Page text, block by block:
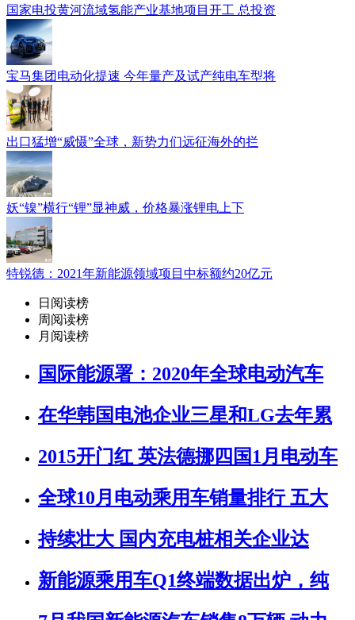
国家电投黄河流域氢能产业基地项目开工 总投资
宝马集团电动化提速 今年量产及试产纯电车型将
出口猛增“威慑”全球，新势力们远征海外的拦
妖“镍”横行“锂”显神威，价格暴涨锂电上下
特锐德：2021年新能源领域项目中标额约20亿元
日阅读榜
周阅读榜
月阅读榜
国际能源署：2020年全球电动汽车
在华韩国电池企业三星和LG去年累
2015开门红 英法德挪四国1月电动车
全球10月电动乘用车销量排行 五大
持续壮大 国内充电桩相关企业达
新能源乘用车Q1终端数据出炉，纯